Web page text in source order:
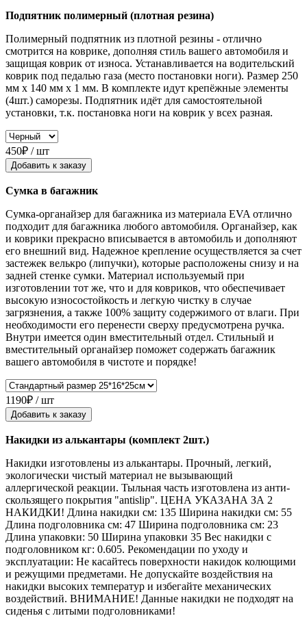
Подпятник полимерный (плотная резина)
Полимерный подпятник из плотной резины - отлично
смотрится на коврике, дополняя стиль вашего автомобиля и
защищая коврик от износа. Устанавливается на водительский
коврик под педалью газа (место постановки ноги). Размер 250
мм x 140 мм x 1 мм. В комплекте идут крепёжные элементы
(4шт.) саморезы. Подпятник идёт для самостоятельной
установки, т.к. постановка ноги на коврик у всех разная.
450₽ / шт
Добавить к заказу
Сумка в багажник
Сумка-органайзер для багажника из материала EVA отлично
подходит для багажника любого автомобиля. Органайзер, как
и коврики прекрасно вписывается в автомобиль и дополняют
его внешний вид. Надежное крепление осуществляется за счет
застежек велькро (липучки), которые расположены снизу и на
задней стенке сумки. Материал используемый при
изготовлении тот же, что и для ковриков, что обеспечивает
высокую износостойкость и легкую чистку в случае
загрязнения, а также 100% защиту содержимого от влаги. При
необходимости его перенести сверху предусмотрена ручка.
Внутри имеется один вместительный отдел. Стильный и
вместительный органайзер поможет содержать багажник
вашего автомобиля в чистоте и порядке!
1190₽ / шт
Добавить к заказу
Накидки из алькантары (комплект 2шт.)
Накидки изготовлены из алькантары. Прочный, легкий,
экологически чистый материал не вызывающий
аллергической реакции. Тыльная часть изготовлена из анти-
скользящего покрытия "antislip". ЦЕНА УКАЗАНА ЗА 2
НАКИДКИ! Длина накидки см: 135 Ширина накидки см: 55
Длина подголовника см: 47 Ширина подголовника см: 23
Длина упаковки: 50 Ширина упаковки 35 Вес накидки с
подголовником кг: 0.605. Рекомендации по уходу и
эксплуатации: Не касайтесь поверхности накидок колющими
и режущими предметами. Не допускайте воздействия на
накидки высоких температур и избегайте механических
воздействий. ВНИМАНИЕ! Данные накидки не подходят на
сиденья с литыми подголовниками!